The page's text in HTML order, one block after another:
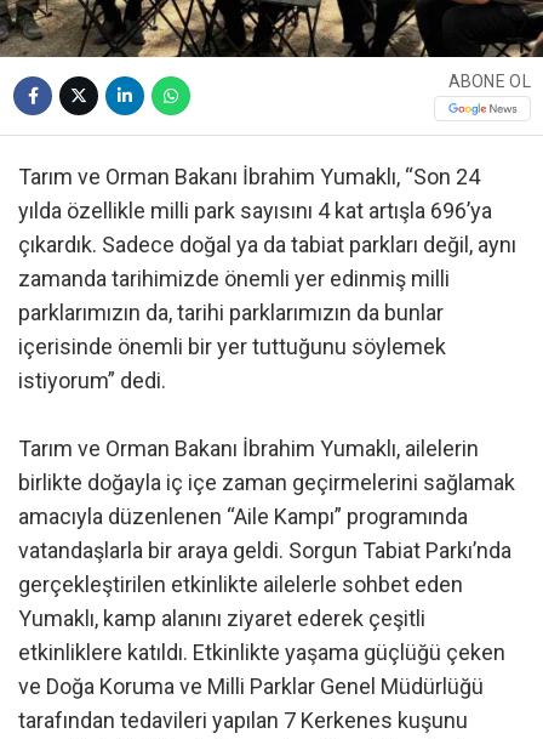
ABONE OL
Tarım ve Orman Bakanı İbrahim Yumaklı, “Son 24
yılda özellikle milli park sayısını 4 kat artışla 696’ya
çıkardık. Sadece doğal ya da tabiat parkları değil, aynı
zamanda tarihimizde önemli yer edinmiş milli
parklarımızın da, tarihi parklarımızın da bunlar
içerisinde önemli bir yer tuttuğunu söylemek
istiyorum” dedi.
Tarım ve Orman Bakanı İbrahim Yumaklı, ailelerin
birlikte doğayla iç içe zaman geçirmelerini sağlamak
amacıyla düzenlenen “Aile Kampı” programında
vatandaşlarla bir araya geldi. Sorgun Tabiat Parkı’nda
gerçekleştirilen etkinlikte ailelerle sohbet eden
Yumaklı, kamp alanını ziyaret ederek çeşitli
etkinliklere katıldı. Etkinlikte yaşama güçlüğü çeken
ve Doğa Koruma ve Milli Parklar Genel Müdürlüğü
tarafından tedavileri yapılan 7 Kerkenes kuşunu